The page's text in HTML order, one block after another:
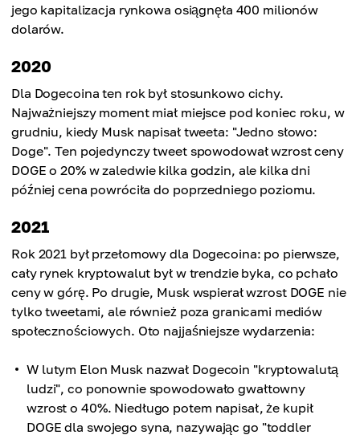
jego kapitalizacja rynkowa osiągnęła 400 milionów
dolarów.
2020
Dla Dogecoina ten rok był stosunkowo cichy.
Najważniejszy moment miał miejsce pod koniec roku, w
grudniu, kiedy Musk napisał tweeta: "Jedno słowo:
Doge". Ten pojedynczy tweet spowodował wzrost ceny
DOGE o 20% w zaledwie kilka godzin, ale kilka dni
później cena powróciła do poprzedniego poziomu.
2021
Rok 2021 był przełomowy dla Dogecoina: po pierwsze,
cały rynek kryptowalut był w trendzie byka, co pchało
ceny w górę. Po drugie, Musk wspierał wzrost DOGE nie
tylko tweetami, ale również poza granicami mediów
społecznościowych. Oto najjaśniejsze wydarzenia:
W lutym Elon Musk nazwał Dogecoin "kryptowalutą
ludzi", co ponownie spowodowało gwałtowny
wzrost o 40%. Niedługo potem napisał, że kupił
DOGE dla swojego syna, nazywając go "toddler